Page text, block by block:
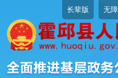
长辈版 无